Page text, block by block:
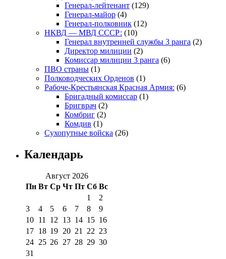
Генерал-лейтенант (129)
Генерал-майор (4)
Генерал-полковник (12)
НКВД — МВД СССР: (10)
Генерал внутренней службы 3 ранга (2)
Директор милиции (2)
Комиссар милиции 3 ранга (6)
ПВО страны (1)
Полководческих Орденов (1)
Рабоче-Крестьянская Красная Армия: (6)
Бригадный комиссар (1)
Бригврач (2)
Комбриг (2)
Комдив (1)
Сухопутные войска (26)
Календарь
Август 2026
Пн Вт Ср Чт Пт Сб Вс
1
2
3
4 5 6 7 8
9
10 11 12 13 14 15 16
17 18 19 20 21 22 23
24 25 26 27 28 29 30
31